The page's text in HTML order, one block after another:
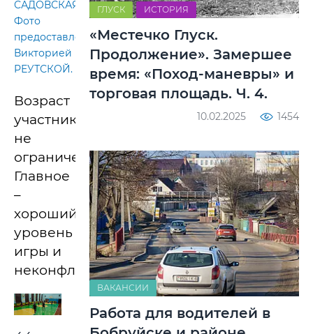
САДОВСКАЯ.
Фото
предоставлены
Викторией
РЕУТСКОЙ.
Возраст
участников
не
ограничен.
Главное
–
хороший
уровень
игры и
неконфликтность.
ГЛУСК ИСТОРИЯ
«Местечко Глуск.
Продолжение». Замершее
время: «Поход-маневры» и
торговая площадь. Ч. 4.
10.02.2025 1454
ВАКАНСИИ
Работа для водителей в